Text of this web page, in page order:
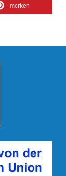
merken